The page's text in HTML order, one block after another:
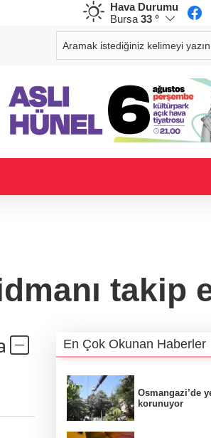
Hava Durumu
Bursa 33 °
CHF
58,9900%0,12
takip
En Çok Okunan Haberler
Osmangazi’de
korunuyor